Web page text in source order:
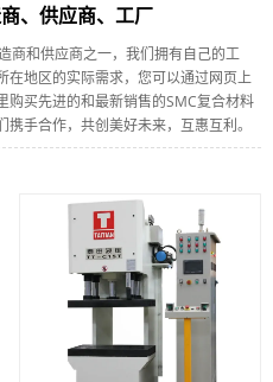
、供应商、工厂
商和供应商之一，我们拥有自己的工
在地区的实际需求，您可以通过网页上
购买先进的和最新销售的SMC复合材料
手合作，共创美好未来，互惠互利。